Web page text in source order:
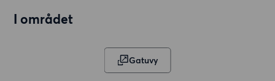
I området
Gatuvy